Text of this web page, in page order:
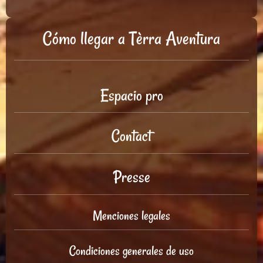
Cómo llegar a Tèrra Aventura
Espacio pro
Contact
Presse
Menciones legales
Condiciones generales de uso